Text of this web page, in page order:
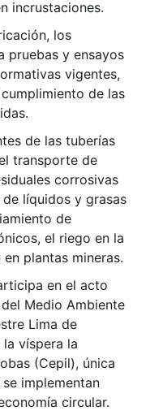
incrustaciones.
los
pruebas y ensayos
vigentes,
de las
de las tuberías
transporte de
corrosivas
líquidos y grasas
de
el riego en la
plantas mineras.
en el acto
Medio Ambiente
Lima de
víspera la
(Cepil), única
implementan
circular.